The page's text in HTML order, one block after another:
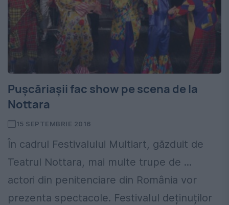
Pușcăriașii fac show pe scena de la
Nottara
15 SEPTEMBRIE 2016
În cadrul Festivalului Multiart, găzduit de
Teatrul Nottara, mai multe trupe de ...
actori din penitenciare din România vor
prezenta spectacole. Festivalul deținuților